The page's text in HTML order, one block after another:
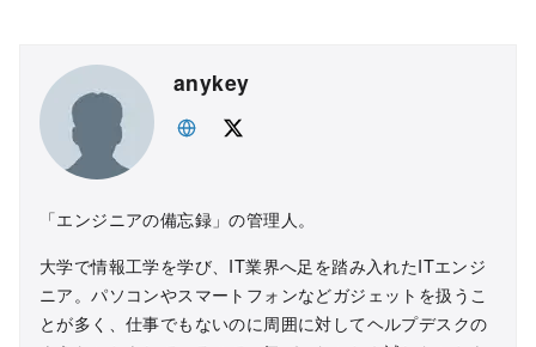
anykey
「エンジニアの備忘録」の管理人。
大学で情報工学を学び、IT業界へ足を踏み入れたITエンジ
ニア。パソコンやスマートフォンなどガジェットを扱うこ
とが多く、仕事でもないのに周囲に対してヘルプデスクの